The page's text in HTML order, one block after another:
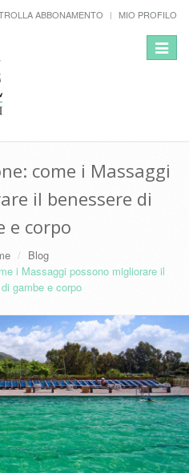
ABBONAMENTO MIO PROFILO
Toggle
come i Massaggi
il benessere di
e corpo
Blog
i Massaggi possono migliorare il
gambe e corpo